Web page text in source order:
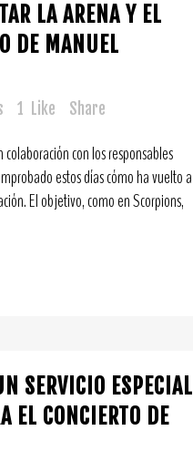
LA ARENA Y EL
DE MANUEL
1 Like Share
con los responsables
estos días cómo ha vuelto a
El objetivo, como en Scorpions,
SERVICIO ESPECIAL
EL CONCIERTO DE